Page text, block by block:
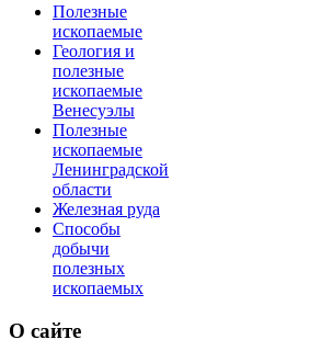
Полезные
ископаемые
Геология и
полезные
ископаемые
Венесуэлы
Полезные
ископаемые
Ленинградской
области
Железная руда
Способы
добычи
полезных
ископаемых
О сайте